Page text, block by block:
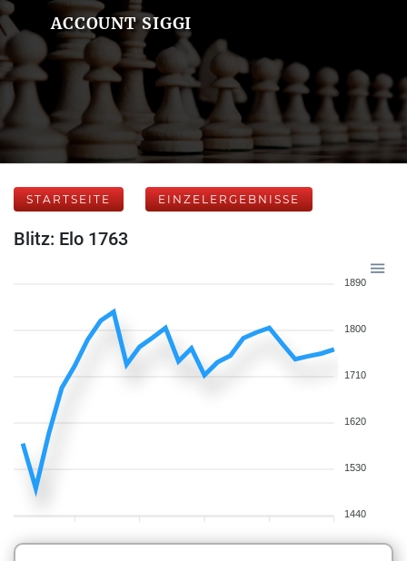
ACCOUNT SIGGI
STARTSEITE EINZELERGEBNISSE
Blitz: Elo 1763
1890
1800
1710
1620
1530
1440